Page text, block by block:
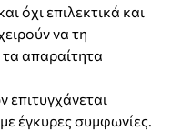
όχι επιλεκτικά και
να τη
απαραίτητα
έγκυρες συμφωνίες.